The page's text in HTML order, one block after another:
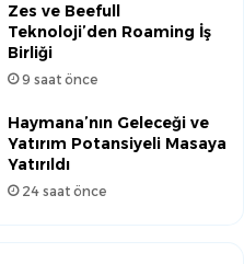
Zes ve Beefull
Teknoloji’den Roaming İş
Birliği
9 saat önce
Haymana’nın Geleceği ve
Yatırım Potansiyeli Masaya
Yatırıldı
24 saat önce